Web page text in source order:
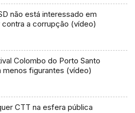
não está interessado em
contra a corrupção (vídeo)
Colombo do Porto Santo
menos figurantes (vídeo)
CTT na esfera pública